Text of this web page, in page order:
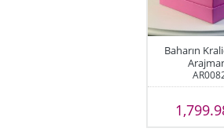
Baharın